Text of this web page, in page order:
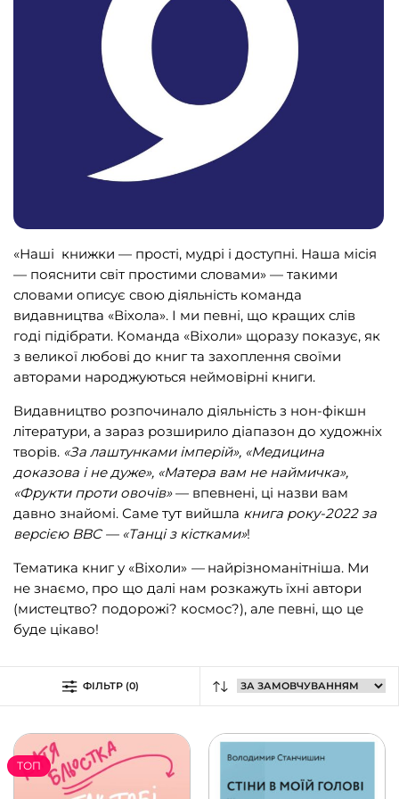
«Наші книжки — прості, мудрі і доступні. Наша місія
— пояснити світ простими словами» — такими
словами описує свою діяльність команда
видавництва «Віхола». І ми певні, що кращих слів
годі підібрати. Команда «Віхоли» щоразу показує, як
з великої любові до книг та захоплення своїми
авторами народжуються неймовірні книги.
Видавництво розпочинало діяльність з нон-фікшн
літератури, а зараз розширило діапазон до художніх
творів. «За лаштунками імперій», «Медицина
доказова і не дуже», «Матера вам не наймичка»,
«Фрукти проти овочів»— впевнені, ці назви вам
давно знайомі. Саме тут вийшла книга року-2022 за
версією BBC — «Танці з кістками»!
Тематика книг у «Віхоли» — найрізноманітніша. Ми
не знаємо, про що далі нам розкажуть їхні автори
(мистецтво? подорожі? космос?), але певні, що це
буде цікаво!
ФІЛЬТР (0)
Подарункові сертифікати
ВИДАВНИЦТВА
Biblio.Center(3)
OLEAN(2)
Readberry(13)
Steppe Lighthouse (2)
Алатон(25)
АССА(60)
Видавництво «Крок»(49)
Видавництво Анетти Антоненко(239)
Видавництво Богдан
(1515)
Відкриття(1)
Віхола(273)
їzhak(1)
К.І.С.(18)
Кальварія
Кенгуру(9)
Книги-ХХІ(225)
КСД(1010)
Мандрівець(27)
Меридіан Черновіц
ТОП